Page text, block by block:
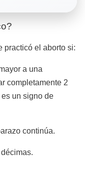
practicó el aborto si:
a una
completamente 2
un signo de
continúa.